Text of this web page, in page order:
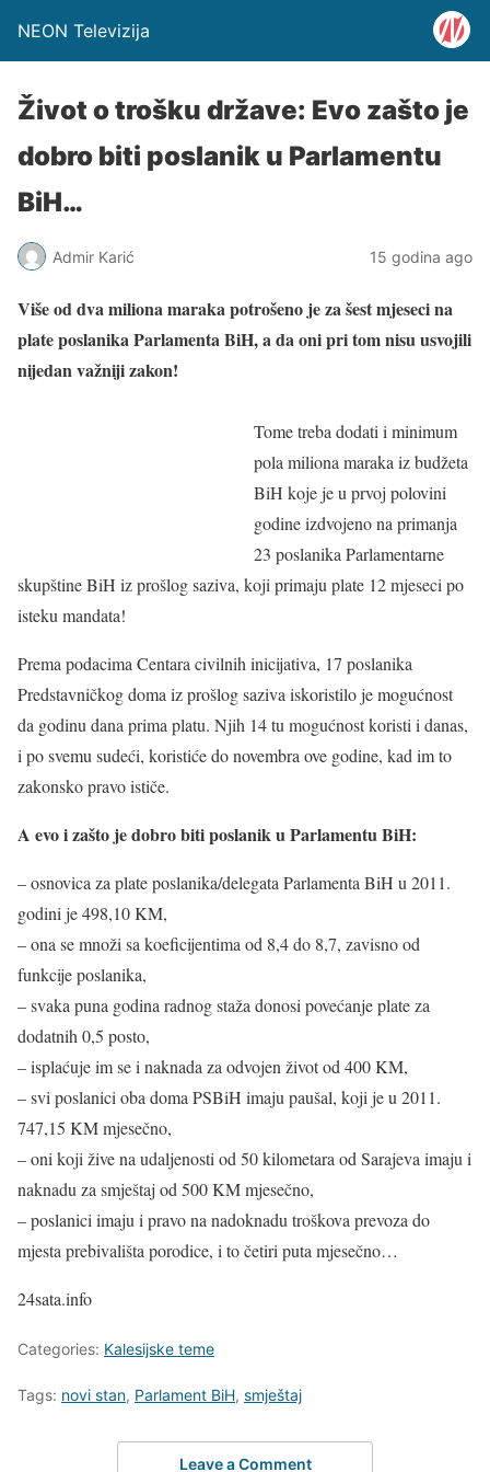
NEON Televizija
Život o trošku države: Evo zašto je
dobro biti poslanik u Parlamentu
BiH…
Admir Karić 15 godina ago
Više od dva miliona maraka potrošeno je za šest mjeseci na
plate poslanika Parlamenta BiH, a da oni pri tom nisu usvojili
nijedan važniji zakon!
Tome treba dodati i minimum
pola miliona maraka iz budžeta
BiH koje je u prvoj polovini
godine izdvojeno na primanja
23 poslanika Parlamentarne
skupštine BiH iz prošlog saziva, koji primaju plate 12 mjeseci po
isteku mandata!
Prema podacima Centara civilnih inicijativa, 17 poslanika
Predstavničkog doma iz prošlog saziva iskoristilo je mogućnost
da godinu dana prima platu. Njih 14 tu mogućnost koristi i danas,
i po svemu sudeći, koristiće do novembra ove godine, kad im to
zakonsko pravo ističe.
A evo i zašto je dobro biti poslanik u Parlamentu BiH:
– osnovica za plate poslanika/delegata Parlamenta BiH u 2011.
godini je 498,10 KM,
– ona se množi sa koeficijentima od 8,4 do 8,7, zavisno od
funkcije poslanika,
– svaka puna godina radnog staža donosi povećanje plate za
dodatnih 0,5 posto,
– isplaćuje im se i naknada za odvojen život od 400 KM,
– svi poslanici oba doma PSBiH imaju paušal, koji je u 2011.
747,15 KM mjesečno,
– oni koji žive na udaljenosti od 50 kilometara od Sarajeva imaju i
naknadu za smještaj od 500 KM mjesečno,
– poslanici imaju i pravo na nadoknadu troškova prevoza do
mjesta prebivališta porodice, i to četiri puta mjesečno…
24sata.info
Categories: Kalesijske teme
Tags: novi stan, Parlament BiH, smještaj
Leave a Comment